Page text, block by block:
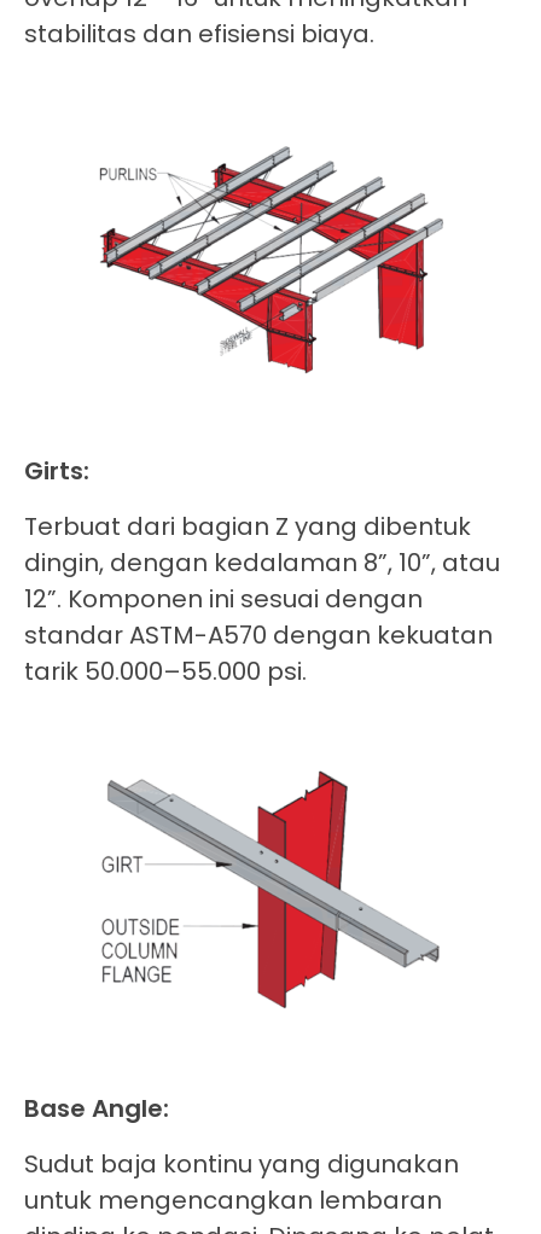
stabilitas dan efisiensi biaya.
Girts:
Terbuat dari bagian Z yang dibentuk
dingin, dengan kedalaman 8”, 10”, atau
12”. Komponen ini sesuai dengan
standar ASTM-A570 dengan kekuatan
tarik 50.000–55.000 psi.
Base Angle:
Sudut baja kontinu yang digunakan
untuk mengencangkan lembaran